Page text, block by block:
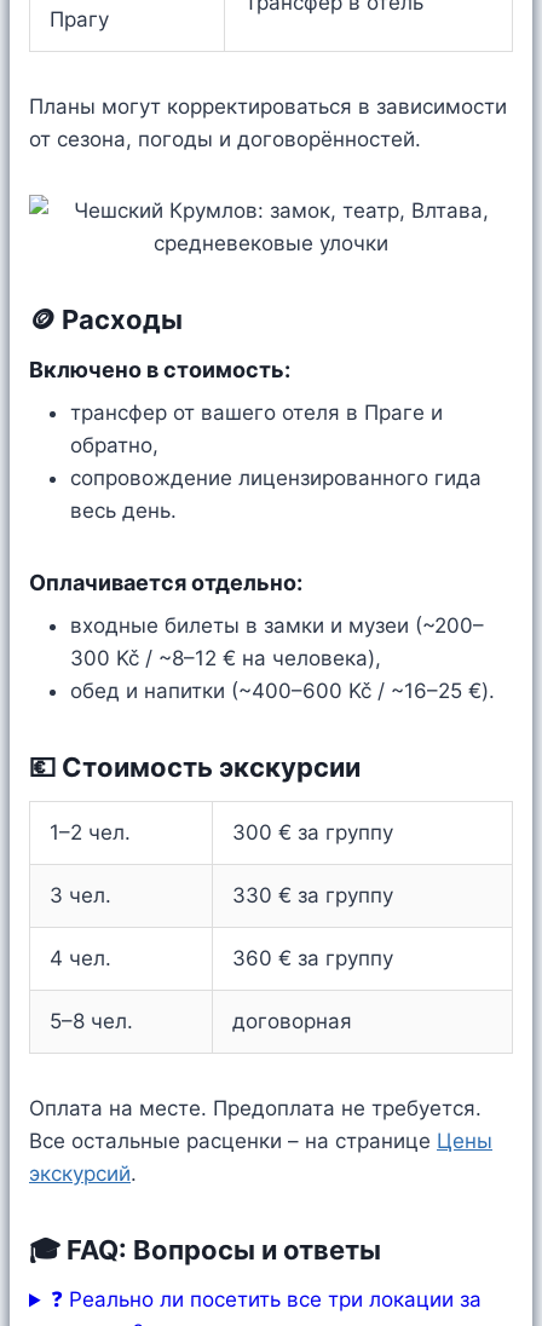
Прагу
Планы могут корректироваться в зависимости
от сезона, погоды и договорённостей.
🪙 Расходы
Включено в стоимость:
трансфер от вашего отеля в Праге и
обратно,
сопровождение лицензированного гида
весь день.
Оплачивается отдельно:
входные билеты в замки и музеи (~200–
300 Kč / ~8–12 € на человека),
обед и напитки (~400–600 Kč / ~16–25 €).
💶 Стоимость экскурсии
1–2 чел. 300 € за группу
3 чел. 330 € за группу
4 чел. 360 € за группу
5–8 чел. договорная
Оплата на месте. Предоплата не требуется.
Все остальные расценки – на странице Цены
экскурсий.
🎓 FAQ: Вопросы и ответы
❓ Реально ли посетить все три локации за